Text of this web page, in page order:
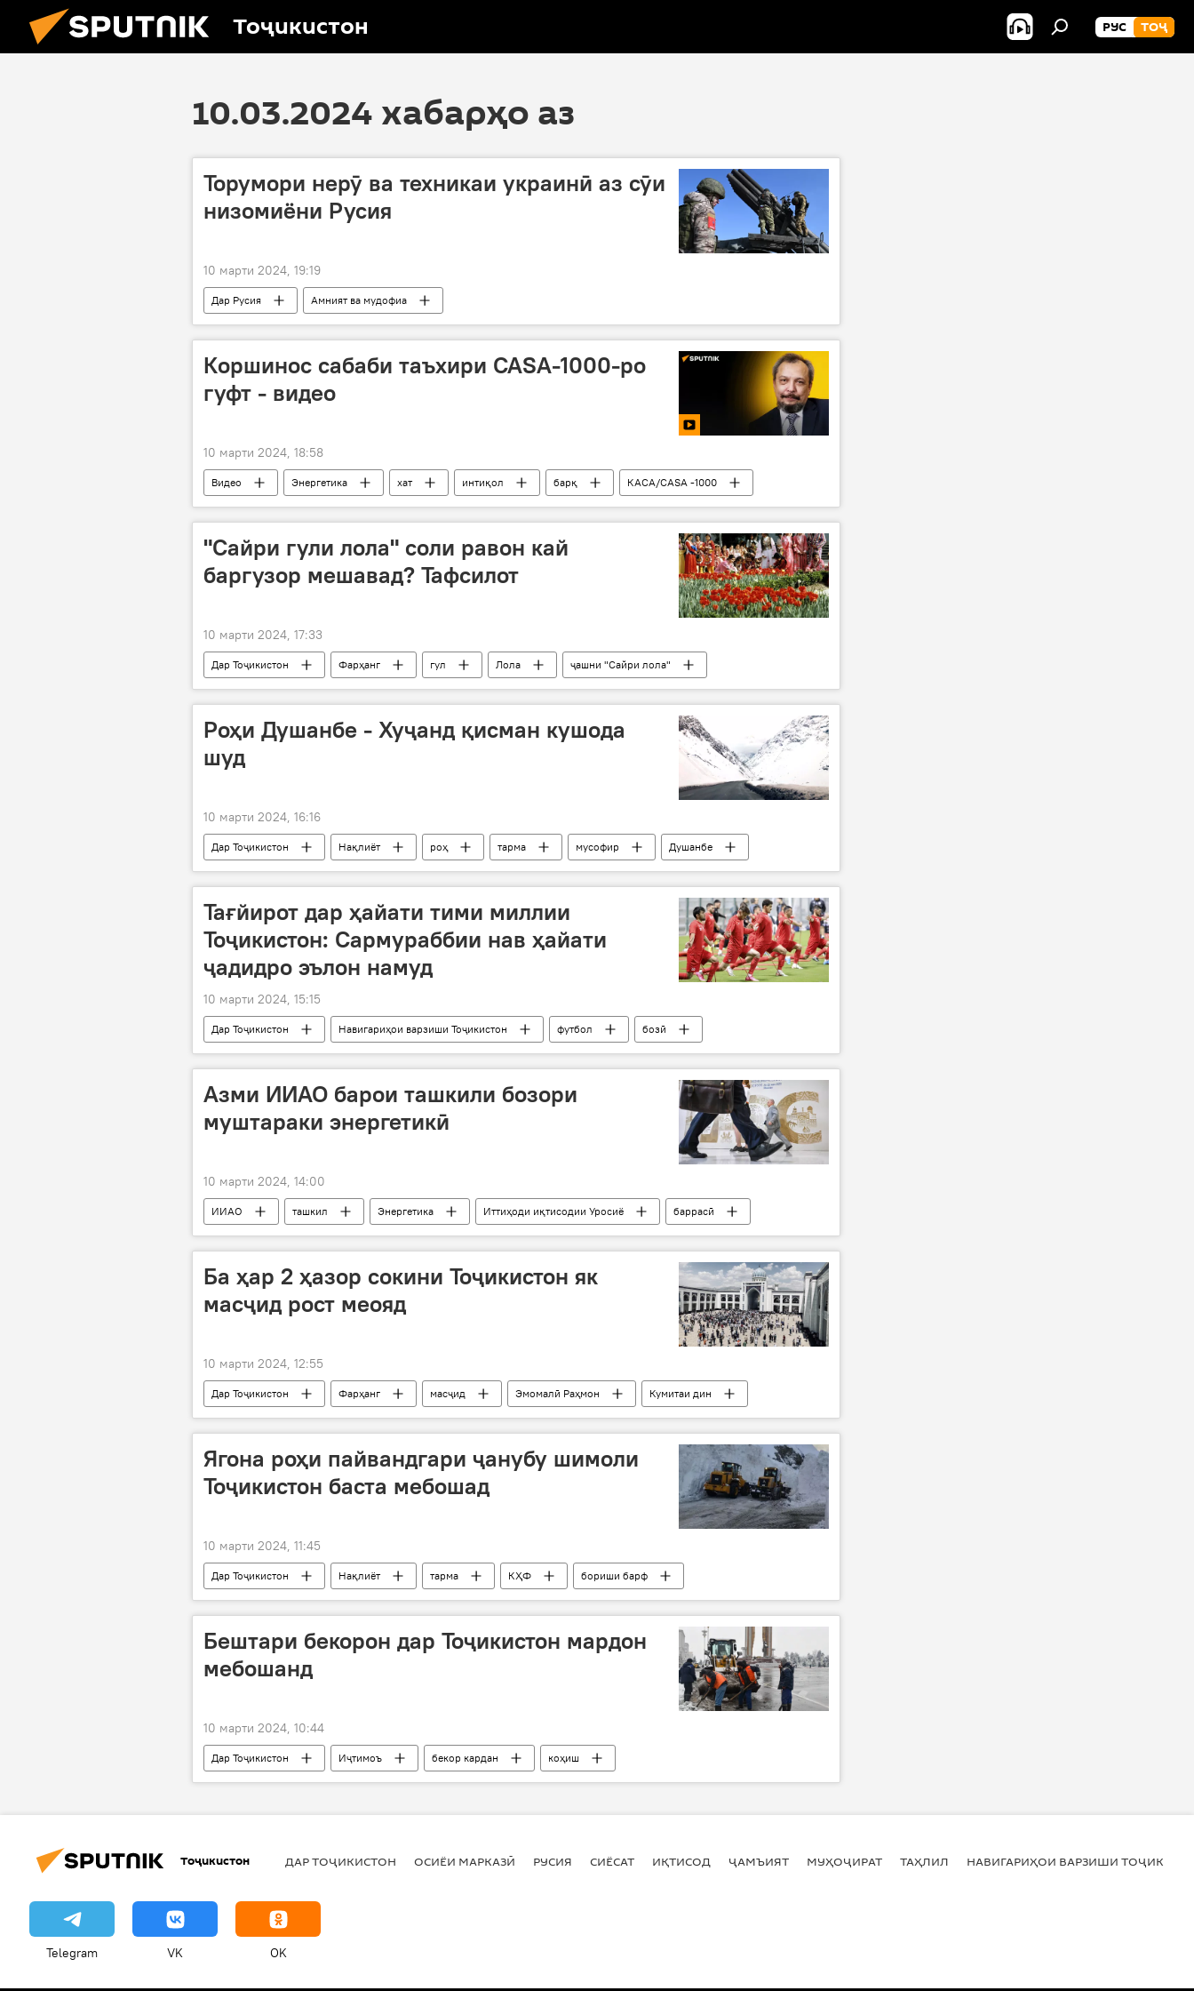
Тоҷикистон РУС ТОҶ
10.03.2024 хабарҳо аз
Торумори нерӯ ва техникаи украинӣ аз сӯи
низомиёни Русия
10 марти 2024, 19:19
Дар Русия
Амният ва мудофиа
Амалиёти вижаи Русия барои ҳимояи Донбасс: охирин хабарҳо
Донбасс
Украина
Коршинос сабаби таъхири CASA-1000-ро
гуфт - видео
10 марти 2024, 18:58
Видео Энергетика хат интиқол барқ
КАСА/CASA -1000
Осиёи Марказӣ
"Сайри гули лола" соли равон кай
баргузор мешавад? Тафсилот
10 марти 2024, 17:33
Дар Тоҷикистон Фарҳанг гул Лола
ҷашни "Сайри лола"
ҷашнвора
Роҳи Душанбе - Хуҷанд қисман кушода
шуд
10 марти 2024, 16:16
Дар Тоҷикистон Нақлиёт роҳ тарма мусофир Душанбе
Тағйирот дар ҳайати тими миллии
Тоҷикистон: Сармураббии нав ҳайати
ҷадидро эълон намуд
10 марти 2024, 15:15
Дар Тоҷикистон Навигариҳои варзиши Тоҷикистон футбол
бозӣ
варзишгар
мунтахаб миллӣ
Азми ИИАО барои ташкили бозори
муштараки энергетикӣ
10 марти 2024, 14:00
ИИАО ташкил Энергетика Иттиҳоди иқтисодии Уросиё
баррасӣ
нафт
маҳсулот
Ба ҳар 2 ҳазор сокини Тоҷикистон як
масҷид рост меояд
10 марти 2024, 12:55
Дар Тоҷикистон Фарҳанг масҷид Эмомалӣ Раҳмон
Кумитаи дин
озодӣ
Ягона роҳи пайвандгари ҷанубу шимоли
Тоҷикистон баста мебошад
10 марти 2024, 11:45
Дар Тоҷикистон Нақлиёт тарма КҲФ
бориши барф
таъмири роҳ
Бештари бекорон дар Тоҷикистон мардон
мебошанд
10 марти 2024, 10:44
Дар Тоҷикистон Иҷтимоъ бекор кардан коҳиш
Тоҷикистон ДАР ТОҶИКИСТОН ОСИЁИ МАРКАЗӢ РУСИЯ СИЁСАТ ИҚТИСОД ҶАМЪИЯТ МУҲОҶИРАТ ТАҲЛИЛ НАВИГАРИҲОИ ВАРЗИШИ
Telegram VK OK